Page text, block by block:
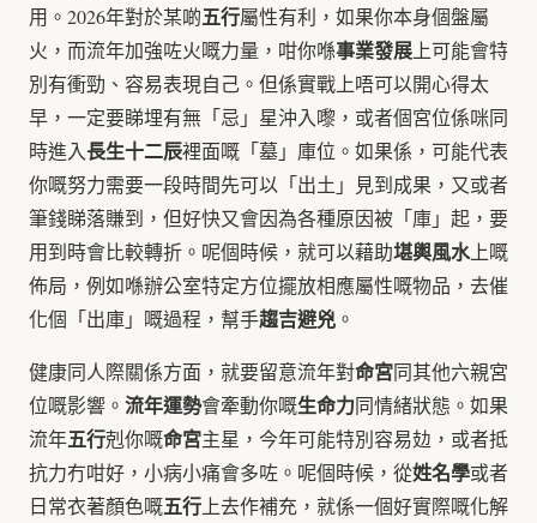
用。2026年對於某啲五行屬性有利，如果你本身個盤屬
火，而流年加強咗火嘅力量，咁你喺事業發展 上可能會特
別有衝勁、容易表現自己。但係實戰上唔可以開心得太
早，一定要睇埋有無「忌」星沖入嚟，或者個宮位係咪同
時進入長生十二辰裡面嘅「墓」庫位。如果係，可能代表
你嘅努力需要一段時間先可以「出土」見到成果，又或者
筆錢睇落賺到，但好快又會因為各種原因被「庫」起，要
用到時會比較轉折。呢個時候，就可以藉助堪輿風水上嘅
佈局，例如喺辦公室特定方位擺放相應屬性嘅物品，去催
化個「出庫」嘅過程，幫手趨吉避兇 。
健康同人際關係方面，就要留意流年對命宮同其他六親宮
位嘅影響。 流年運勢會牽動你嘅生命力同情緒狀態。如果
流年五行剋你嘅命宮主星，今年可能特別容易攰，或者抵
抗力冇咁好，小病小痛會多咗。呢個時候，從姓名學或者
日常衣著顏色嘅五行 上去作補充，就係一個好實際嘅化解